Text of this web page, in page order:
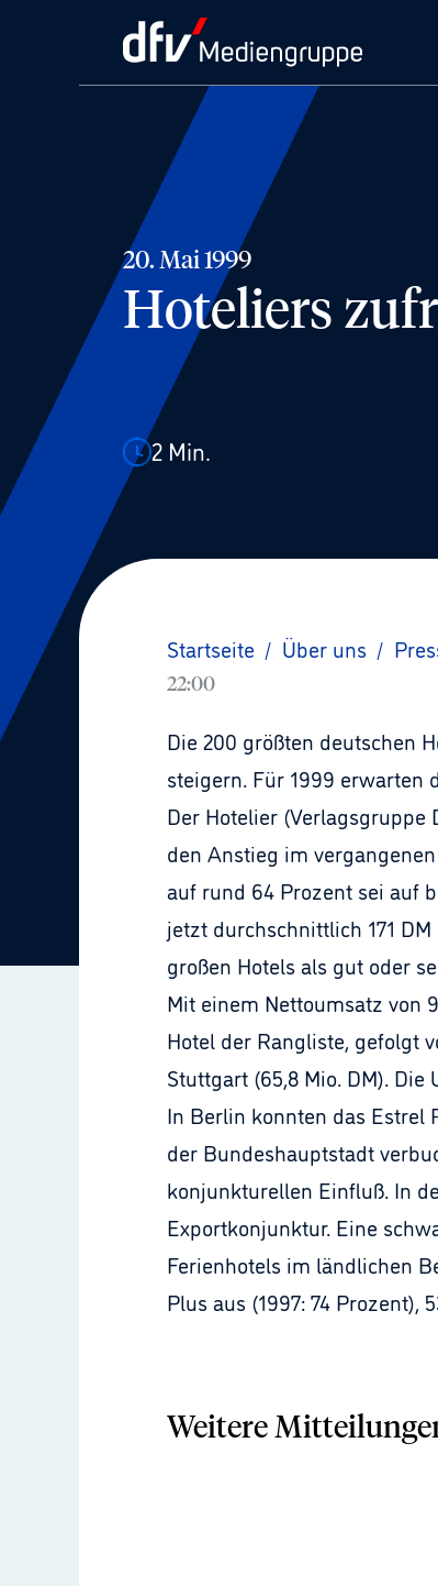
20. Mai 1999
Hoteliers
2 Min.
Startseite / Über uns /
22:00
Die 200 größten deutschen
steigern. Für 1999 erwarten
Der Hotelier
den Anstieg im
auf rund 64 Prozent sei auf
jetzt durchschnittlich 171
großen Hotels als gut oder
Mit einem Nettoumsatz von
Hotel der Rangliste, gefolgt
Stuttgart (65,8 Mio. DM).
In Berlin konnten das Estrel
der Bundeshauptstadt
konjunkturellen Einfluß. In
Exportkonjunktur. Eine
Ferienhotels im ländlichen
Plus aus (1997: 74 Prozent),
Weitere